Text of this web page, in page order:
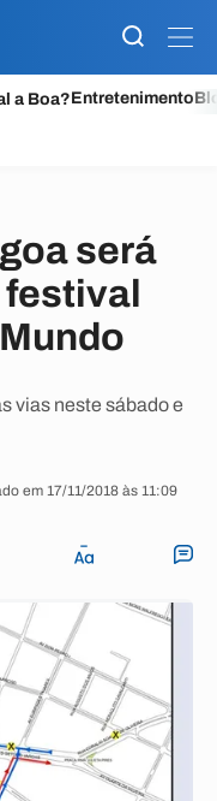
a Boa?Entretenimento
será
vias neste sábado e
em 17/11/2018 às 11:09